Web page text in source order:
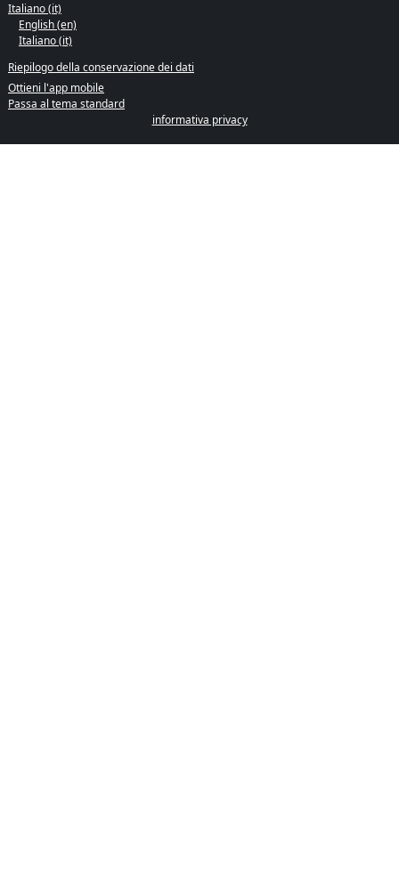
Italiano ‎(it)‎
English ‎(en)‎
Italiano ‎(it)‎
Riepilogo della conservazione dei dati
Ottieni l'app mobile
Passa al tema standard
informativa privacy